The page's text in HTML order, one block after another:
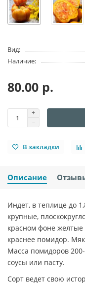
Вид:
Наличие:
80.00 р.
В закладки
Описание
Индет, в теплице до
крупные,
красном фоне
краснее помидор.
Масса помидоров
соусы или пасту.
Сорт ведет свою